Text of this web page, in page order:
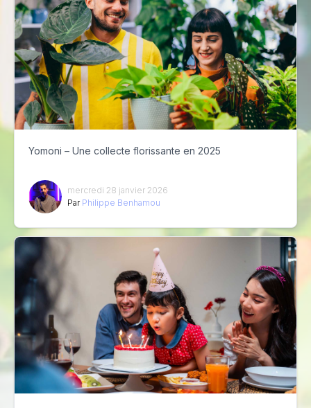
Yomoni – Une collecte florissante en 2025
mercredi 28 janvier 2026
Par Philippe Benhamou